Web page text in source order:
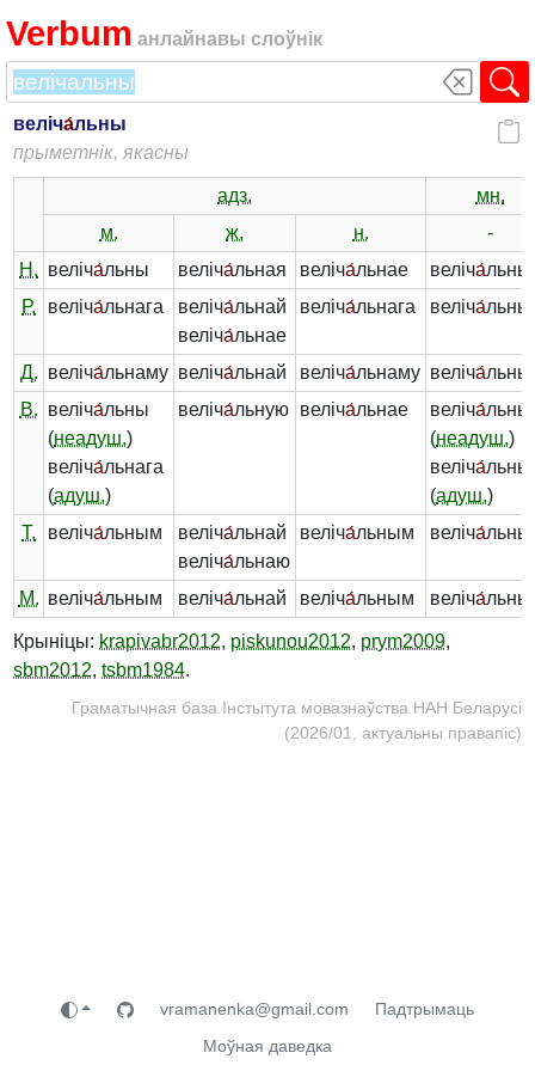
Verbum анлайнавы слоўнік
веліча́льны
прыметнік, якасны
адз.
мн.
м.
ж. н.
-
Н. веліча́льны веліча́льная веліча́льнае веліча́
Р.
веліча́льнага веліча́льнай
веліча́льнае
веліча́льнага веліча́
Д. веліча́льнаму веліча́льнай веліча́льнаму веліча́
В. веліча́льны
(неадуш.)
веліча́льнага
(адуш.)
веліча́льную веліча́льнае веліча́
(неадуш.)
веліча́
(адуш.)
Т.
веліча́льным веліча́льнай
веліча́льнаю
веліча́льным веліча́
М. веліча́льным веліча́льнай веліча́льным веліча́
Крыніцы: krapivabr2012, piskunou2012, prym2009,
sbm2012, tsbm1984.
Граматычная база Інстытута мовазнаўства НАН Беларусі
(2026/01, актуальны правапіс)
vramanenka@gmail.com
Падтрымаць
Моўная даведка